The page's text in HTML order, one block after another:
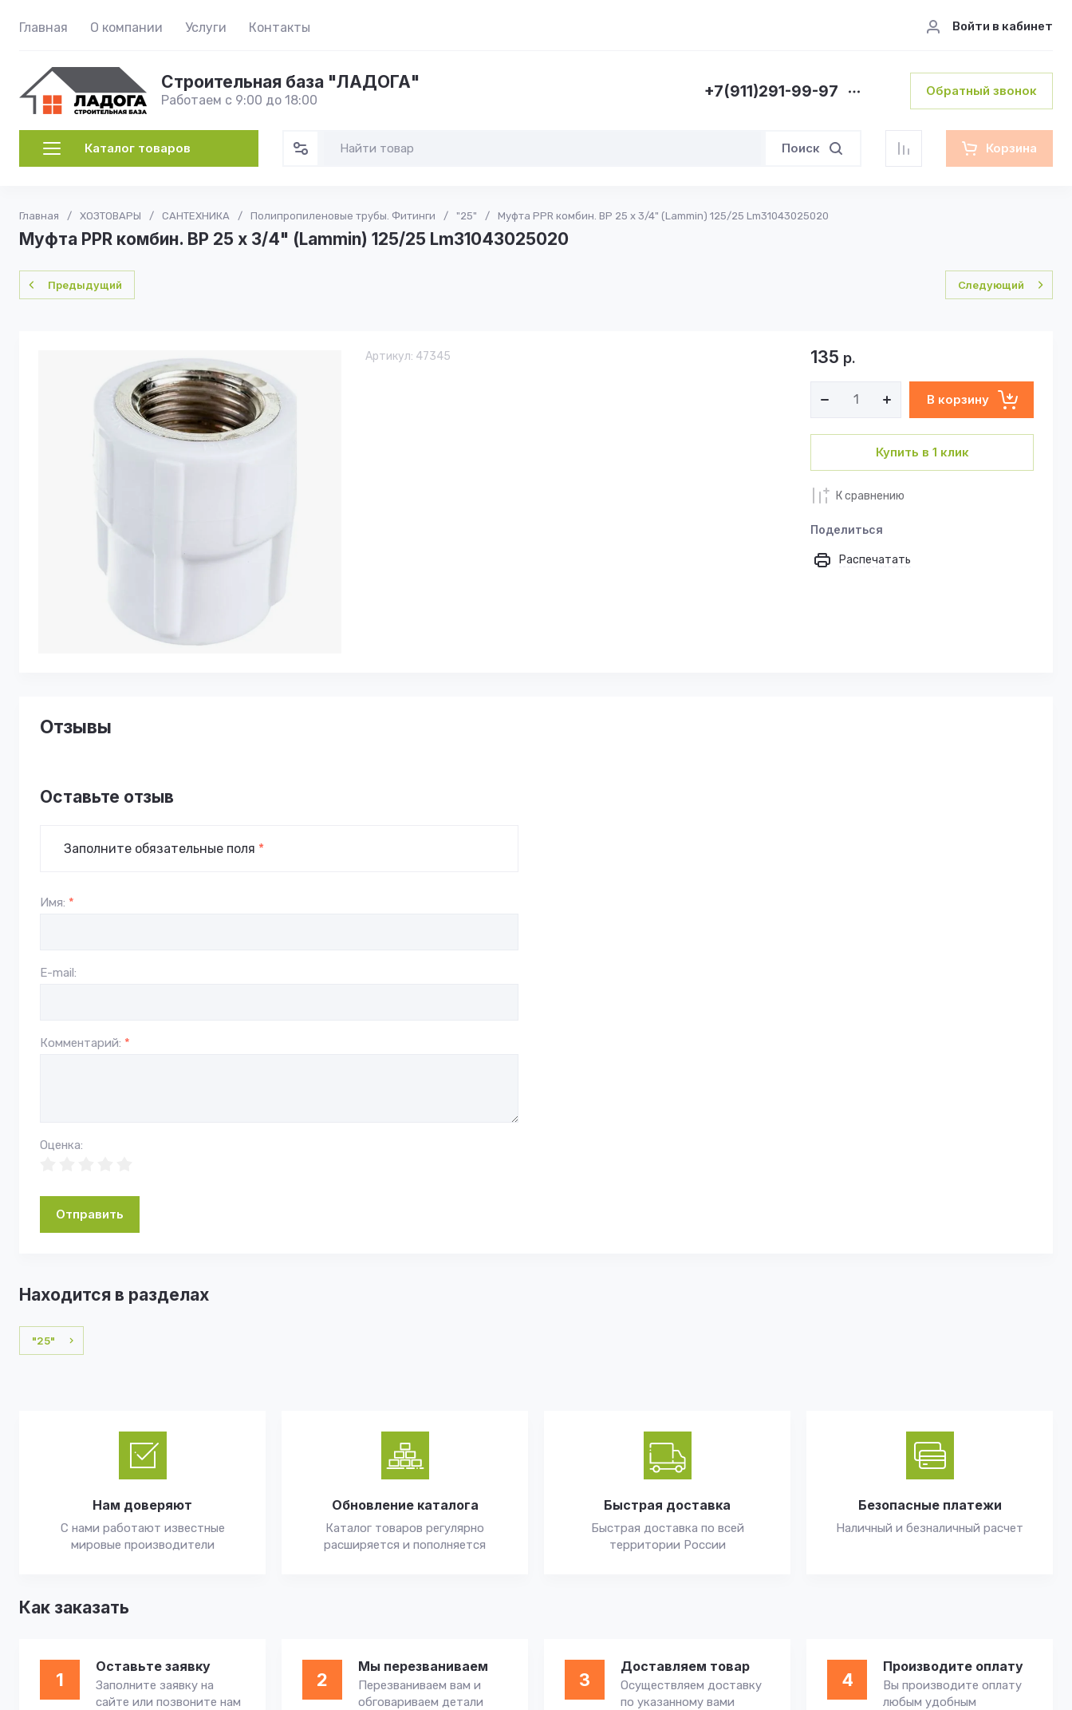
Главная О компании Услуги Контакты Войти в кабинет
Строительная база "ЛАДОГА"
Работаем с 9:00 до 18:00 +7(911)291-99-97 Обратный звонок
Каталог товаров Поиск Корзина
Главная / ХОЗТОВАРЫ / САНТЕХНИКА / Полипропиленовые трубы. Фитинги / "25" / Муфта PPR комбин. ВР 25 х 3/4" (Lammin) 125/25 Lm31043025020
Муфта PPR комбин. ВР 25 х 3/4" (Lammin) 125/25 Lm31043025020
Предыдущий Следующий
Артикул: 47345 135 р.
В корзину
Купить в 1 клик
К сравнению
Поделиться
Распечатать
Отзывы
Оставьте отзыв
Заполните обязательные поля *
Имя: *
E-mail:
Комментарий: *
Оценка:
Отправить
Находится в разделах
"25"
Нам доверяют
С нами работают известные
мировые производители
Обновление каталога
Каталог товаров регулярно
расширяется и пополняется
Быстрая доставка
Быстрая доставка по всей
территории России
Безопасные платежи
Наличный и безналичный расчет
Как заказать
1
Оставьте заявку
Заполните заявку на
сайте или позвоните нам
2
Мы перезваниваем
Перезваниваем вам и
обговариваем детали
3
Доставляем товар
Осуществляем доставку
по указанному вами
4
Производите оплату
Вы производите оплату
любым удобным